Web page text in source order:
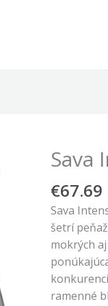
Sava
€67.69
Sava
šetrí
mokrých
ramenné